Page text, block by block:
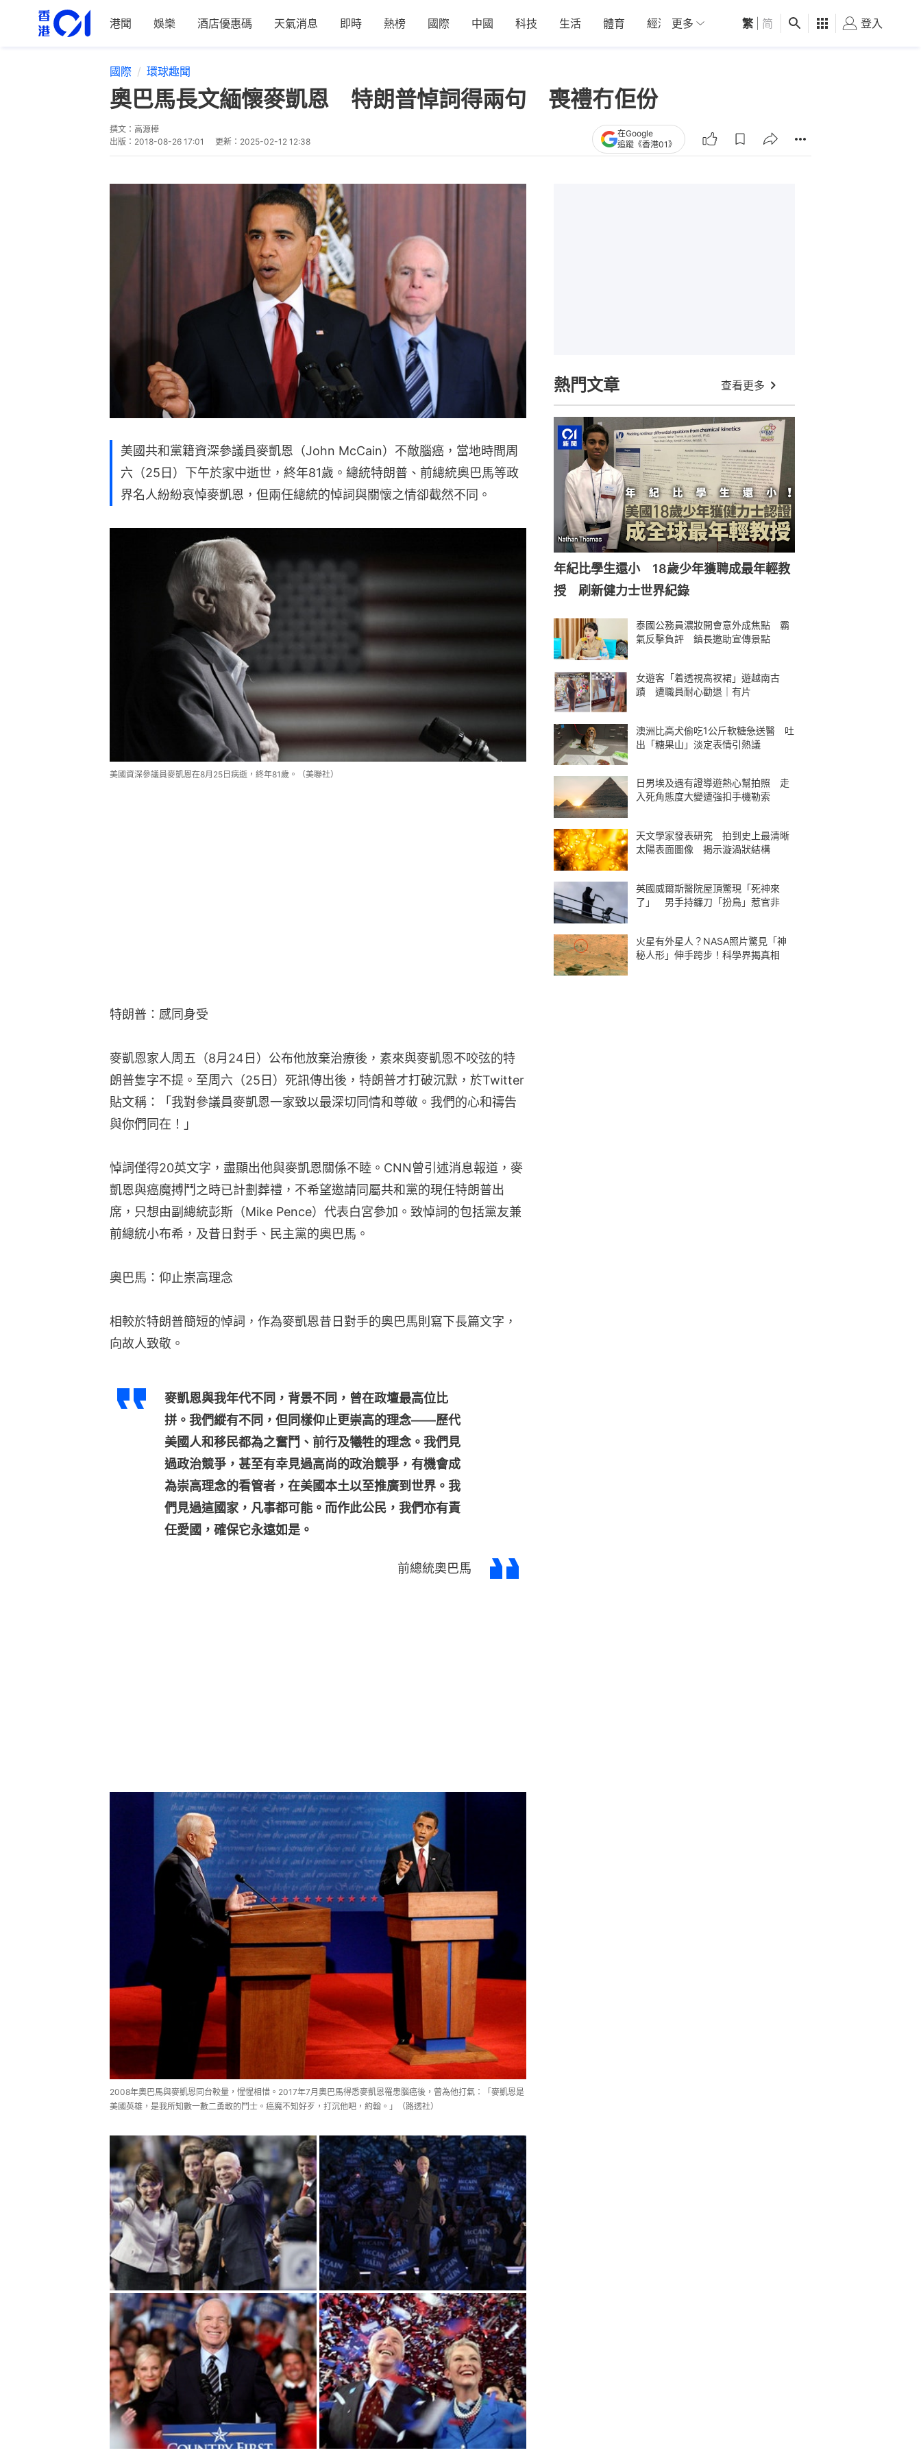
港聞 娛樂 酒店優惠碼 天氣消息 即時 熱榜 國際 中國 科技 生活 體育 經濟 01深圳 觀點 健康 好食玩飛
更多 繁 简 登入
國際 環球趣聞
奧巴馬長文緬懷麥凱恩 特朗普悼詞得兩句 喪禮冇佢份
撰文： 高源樺
出版： 2018-08-26 17:01 更新： 2025-02-12 12:38
在Google
追蹤《香港01》
美國共和黨籍資深參議員麥凱恩（John McCain）不敵腦癌，當地時間周
六（25日）下午於家中逝世，終年81歲。總統特朗普、前總統奧巴馬等政
界名人紛紛哀悼麥凱恩，但兩任總統的悼詞與關懷之情卻截然不同。
美國資深參議員麥凱恩在8月25日病逝，終年81歲。（美聯社）
特朗普：感同身受
麥凱恩家人周五（8月24日）公布他放棄治療後，素來與麥凱恩不咬弦的特
朗普隻字不提。至周六（25日）死訊傳出後，特朗普才打破沉默，於Twitter
貼文稱：「我對參議員麥凱恩一家致以最深切同情和尊敬。我們的心和禱告
與你們同在！」
悼詞僅得20英文字，盡顯出他與麥凱恩關係不睦。CNN曾引述消息報道，麥
凱恩與癌魔搏鬥之時已計劃葬禮，不希望邀請同屬共和黨的現任特朗普出
席，只想由副總統彭斯（Mike Pence）代表白宮參加。致悼詞的包括黨友兼
前總統小布希，及昔日對手、民主黨的奧巴馬。
奧巴馬：仰止崇高理念
相較於特朗普簡短的悼詞，作為麥凱恩昔日對手的奧巴馬則寫下長篇文字，
向故人致敬。
麥凱恩與我年代不同，背景不同，曾在政壇最高位比
拼。我們縱有不同，但同樣仰止更崇高的理念——歷代
美國人和移民都為之奮鬥、前行及犧牲的理念。我們見
過政治競爭，甚至有幸見過高尚的政治競爭，有機會成
為崇高理念的看管者，在美國本土以至推廣到世界。我
們見過這國家，凡事都可能。而作此公民，我們亦有責
任愛國，確保它永遠如是。
前總統奧巴馬
2008年奧巴馬與麥凱恩同台較量，惺惺相惜。2017年7月奧巴馬得悉麥凱恩罹患腦癌後，曾為他打氣：「麥凱恩是
美國英雄，是我所知數一數二勇敢的鬥士。癌魔不知好歹，打沉他吧，約翰。」（路透社）
熱門文章 查看更多
年紀比學生還小 18歲少年獲聘成最年輕教
授 刷新健力士世界紀錄
泰國公務員濃妝開會意外成焦點 霸
氣反擊負評 鎮長邀助宣傳景點
女遊客「着透視高衩裙」遊越南古
蹟 遭職員耐心勸退｜有片
澳洲比高犬偷吃1公斤軟糖急送醫 吐
出「糖果山」淡定表情引熱議
日男埃及遇有證導遊熱心幫拍照 走
入死角態度大變遭強扣手機勒索
天文學家發表研究 拍到史上最清晰
太陽表面圖像 揭示漩渦狀結構
英國威爾斯醫院屋頂驚現「死神來
了」 男手持鐮刀「扮鳥」惹官非
火星有外星人？NASA照片驚見「神
秘人形」伸手跨步！科學界揭真相